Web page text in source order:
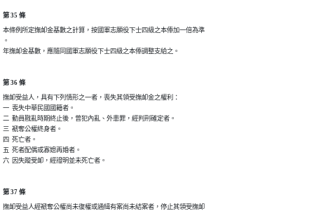
第 35 條
本條例所定撫卹金基數之計算，按國軍志願役下士四級之本俸加一倍為準
。
年撫卹金基數，應隨同國軍志願役下士四級之本俸調整支給之。
第 36 條
撫卹受益人，具有下列情形之一者，喪失其領受撫卹金之權利：
一  喪失中華民國國籍者。
二  動員戡亂時期終止後，曾犯內亂、外患罪，經判刑確定者。
三  褫奪公權終身者。
四  死亡者。
五  死者配偶或寡媳再婚者。
六  因失蹤受卹，經證明並未死亡者。
第 37 條
撫卹受益人經褫奪公權尚未復權或通緝有案尚未結案者，停止其領受撫卹